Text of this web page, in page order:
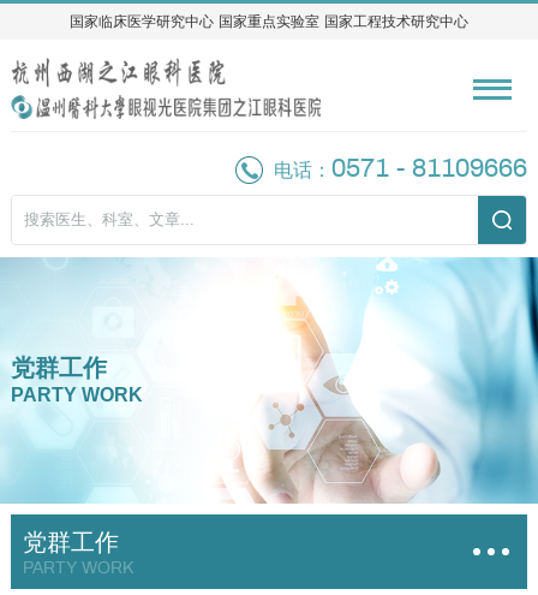
国家临床医学研究中心 国家重点实验室 国家工程技术研究中心
国家临床医学研究中心 国家重点实验室 国家工程技术研究中心
电话：0571 - 81109666
党群工作
PARTY WORK
党群工作
PARTY WORK